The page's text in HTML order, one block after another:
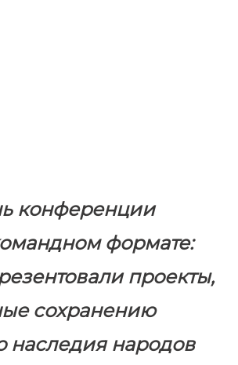
конференции
формате:
проекты,
сохранению
наследия народов